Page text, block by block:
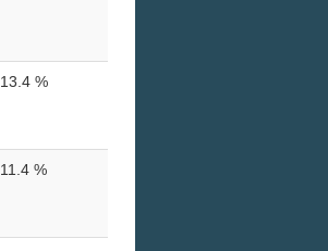
13.4 %
11.4 %